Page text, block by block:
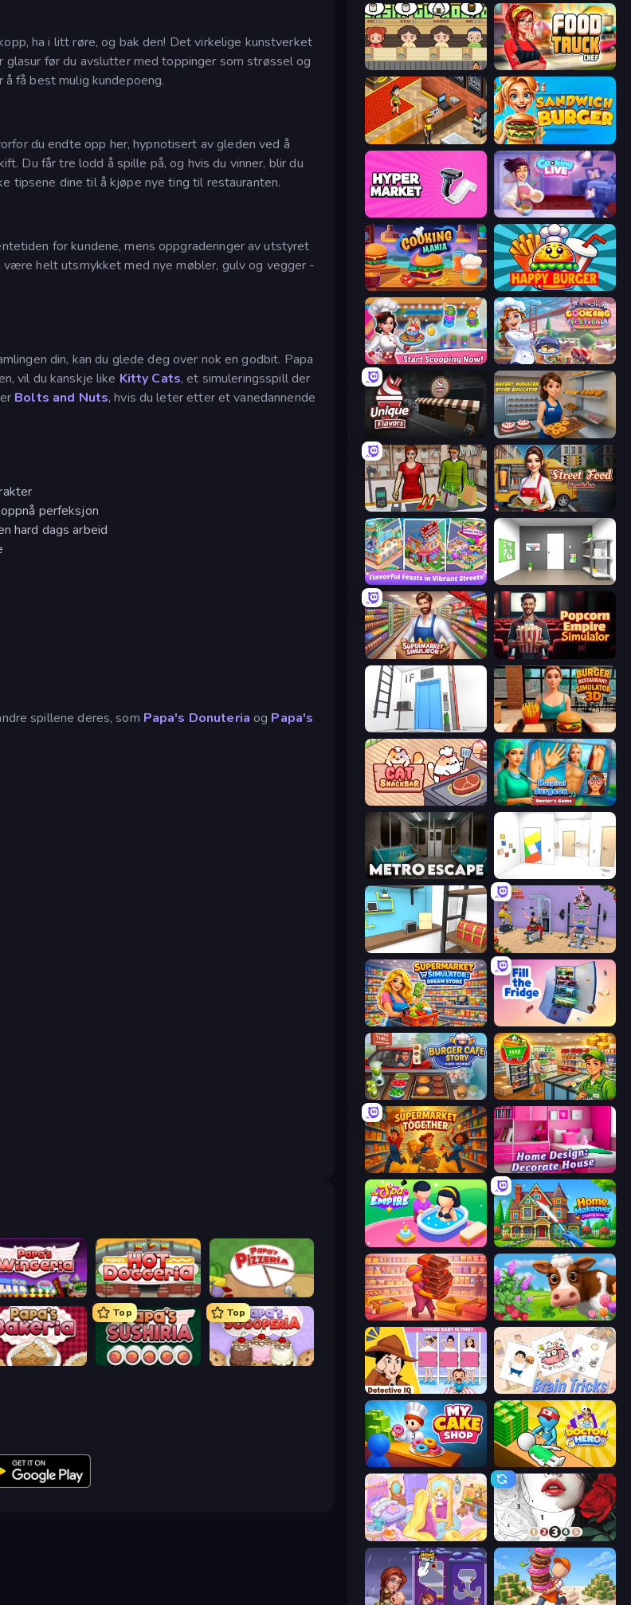
ha i litt røre, og bak den! Det virkelige kunstverket
før du avslutter med toppinger som strøssel og
få best mulig kundepoeng.
du endte opp her, hypnotisert av gleden ved å
Du får tre lodd å spille på, og hvis du vinner, blir du
tipsene dine til å kjøpe nye ting til restauranten.
for kundene, mens oppgraderinger av utstyret
helt utsmykket med nye møbler, gulv og vegger -
din, kan du glede deg over nok en godbit. Papa
vil du kanskje like Kitty Cats, et simuleringsspill der
Bolts and Nuts, hvis du leter etter et vanedannende
perfeksjon
hard dags arbeid
spillene deres, som Papa's Donuteria og Papa's
Wingeria Papa's Hot Doggeria Papa's Pizzeria
Bakeria
Top
Papa's Sushiria
Top
Papa's Scooperia
Food Truck Chef™: A Fun Cooking Game
Cinema Panic 2 Sandwich Burger
Hypermarket 3D Cooking Live
Cooking Mania Happy Burger
Ice Cream Fever: Cooking Game Cooking Festival
Unique Flavors Bakery Manager: Store Simulator
Shop Master 3D Street Food Simulator
Mom's Diary 2 Paint Room Escape
Supermarket Simulator: Store Manager
Elevator Room Escape
Cat Snack Bar Hospital Surgeon: Doctor's Game
Metro Escape Mirror Room Escape
Game Cafe Escape Gym Simulator 2024
Supermarket Simulator: Dream Store Fill The Fridge
Burger Cafe Story ASMR Cooking Supermarket Simulator: Desert
Supermarket Together Home Design: Decorate House
Spa Empire Home Makeover Cleaning Game
Candy Packing Store Country Life Meadows
Detective IQ: Brain Games Brain Tricks: Brain Games
My Cake Shop Doctor Hero
Fairy Room - Decor Game Numicolor